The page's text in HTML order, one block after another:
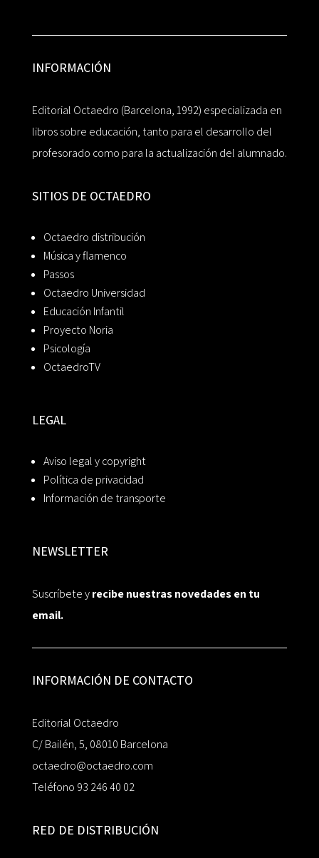
INFORMACIÓN
Editorial Octaedro (Barcelona, 1992) especializada en
libros sobre educación, tanto para el desarrollo del
profesorado como para la actualización del alumnado.
SITIOS DE OCTAEDRO
Octaedro distribución
Música y flamenco
Passos
Octaedro Universidad
Educación Infantil
Proyecto Noria
Psicología
OctaedroTV
LEGAL
Aviso legal y copyright
Política de privacidad
Información de transporte
NEWSLETTER
Suscríbete yrecibe nuestras novedades en tu
email.
INFORMACIÓN DE CONTACTO
Editorial Octaedro
C/ Bailén, 5, 08010 Barcelona
octaedro@octaedro.com
Teléfono 93 246 40 02
RED DE DISTRIBUCIÓN